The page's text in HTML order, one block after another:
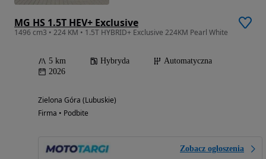
MG HS 1.5T HEV+ Exclusive
1496 cm3 • 224 KM • 1.5T HYBRID+ Exclusive 224KM Pearl White
5 km Hybryda
Automatyczna
2026
Zielona Góra (Lubuskie)
Firma • Podbite
Zobacz ogłoszenia